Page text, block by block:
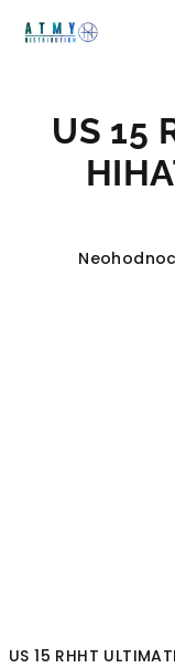
US 15 RHHT
US 15
Průměrné